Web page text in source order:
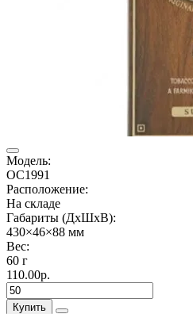
Модель:
OC1991
Расположение:
На складе
Габариты (ДхШхВ):
430×46×88 мм
Вес:
60 г
110.00р.
Купить